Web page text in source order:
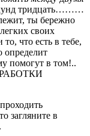
тридцать………
ты бережно
своих
что есть в тебе,
определит
помогут в том!..
загляните в